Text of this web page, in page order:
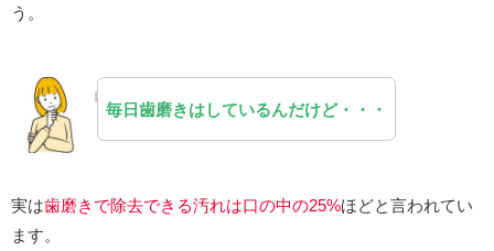
う。
毎日歯磨きはしているんだけど・・・
実は歯磨きで除去できる汚れは口の中の25%ほどと言われてい
ます。